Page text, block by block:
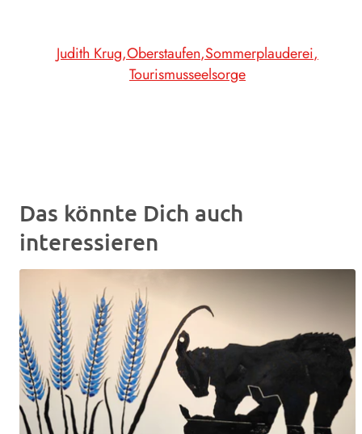
Judith Krug Oberstaufen Sommerplauderei
Tourismusseelsorge
Das könnte Dich auch
interessieren